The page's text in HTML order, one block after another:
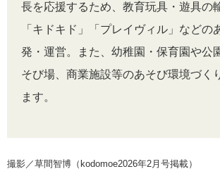
長を応援するため、教育玩具・遊具の
「キドキド」「プレイヴィル」などの
発・運営。また、幼稚園・保育園や公
そび場、商業施設等のあそび環境づく
ます。
撮影／草間智博（kodomoe2026年2月号掲載）